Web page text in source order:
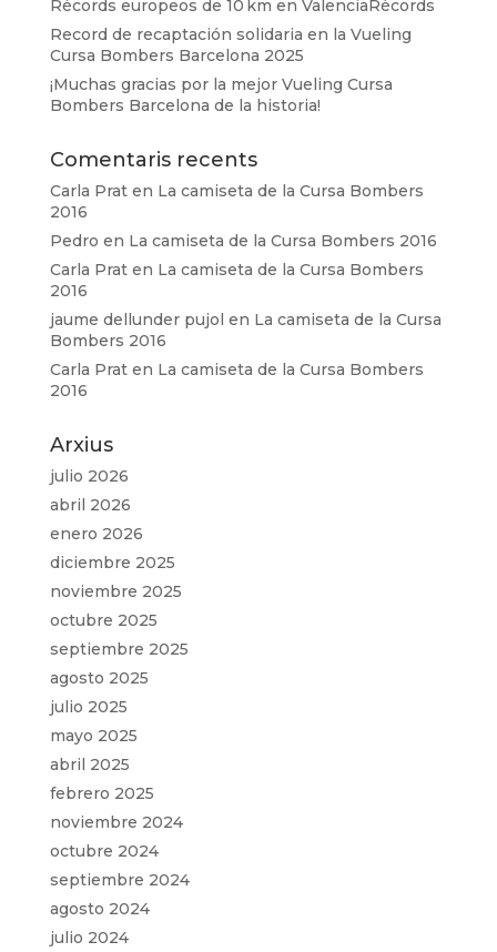
Récords europeos de 10 km en ValenciaRècords
Record de recaptación solidaria en la Vueling
Cursa Bombers Barcelona 2025
¡Muchas gracias por la mejor Vueling Cursa
Bombers Barcelona de la historia!
Comentaris recents
Carla Praten La camiseta de la Cursa Bombers
2016
Pedro en La camiseta de la Cursa Bombers 2016
Carla Praten La camiseta de la Cursa Bombers
2016
jaume dellunder pujol en La camiseta de la Cursa
Bombers 2016
Carla Praten La camiseta de la Cursa Bombers
2016
Arxius
julio 2026
abril 2026
enero 2026
diciembre 2025
noviembre 2025
octubre 2025
septiembre 2025
agosto 2025
julio 2025
mayo 2025
abril 2025
febrero 2025
noviembre 2024
octubre 2024
septiembre 2024
agosto 2024
julio 2024